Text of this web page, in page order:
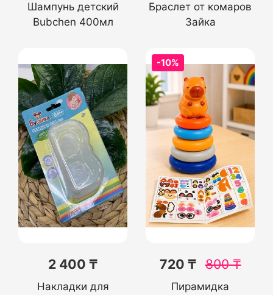
Шампунь детский
Bubchen 400мл
Браслет от комаров
Зайка
2 400 ₸
Накладки для
-10%
720 ₸ 800₸
Пирамидка